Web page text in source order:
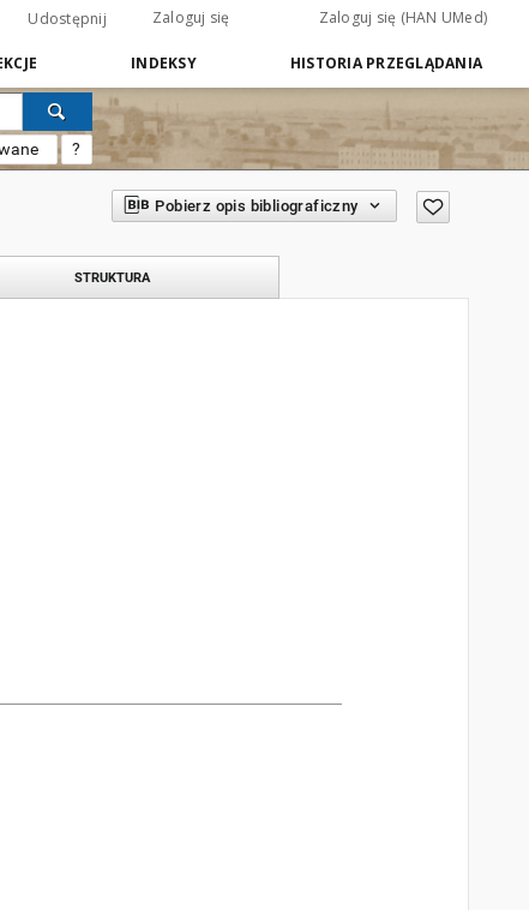
Udostępnij Zaloguj się Zaloguj się (HAN UMed)
INDEKSY HISTORIA PRZEGLĄDANIA
?
Pobierz opis bibliograficzny
STRUKTURA